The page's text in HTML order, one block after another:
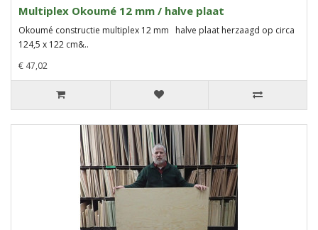
Multiplex Okoumé 12 mm / halve plaat
Okoumé constructie multiplex 12 mm halve plaat herzaagd op circa
124,5 x 122 cm&..
€ 47,02